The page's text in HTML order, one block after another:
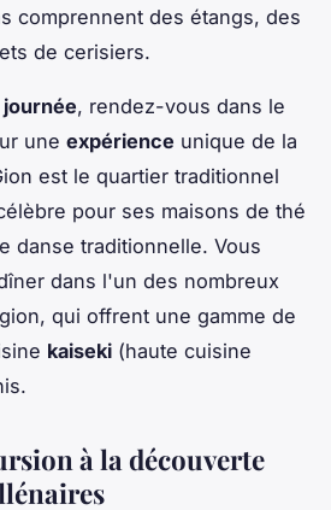
comprennent des étangs, des
de cerisiers.
journée, rendez-vous dans le
une expérience unique de la
est le quartier traditionnel
pour ses maisons de thé
danse traditionnelle. Vous
dans l'un des nombreux
qui offrent une gamme de
kaiseki (haute cuisine
à la découverte